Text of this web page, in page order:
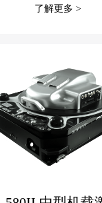
了解更多 >